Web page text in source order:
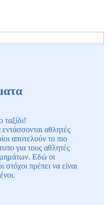
αθλητές
αποτελούν το πιο
για τους αθλητές
Εδώ οι
στόχοι πρέπει να είναι